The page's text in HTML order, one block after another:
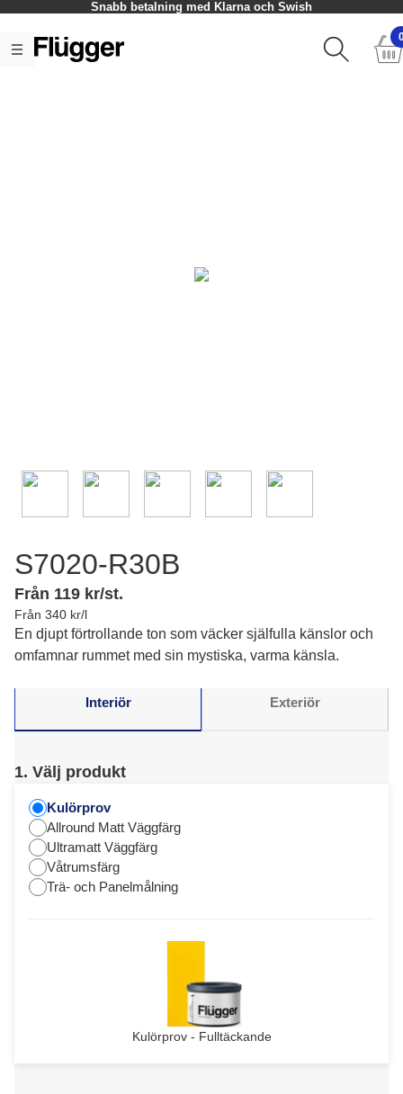
Snabb betalning med Klarna och Swish
S7020-R30B
Från 119 kr/st.
Från 340 kr/l
En djupt förtrollande ton som väcker själfulla känslor och
omfamnar rummet med sin mystiska, varma känsla.
Interiör Exteriör
1. Välj produkt
Kulörprov
Allround Matt Väggfärg
Ultramatt Väggfärg
Våtrumsfärg
Trä- och Panelmålning
Kulörprov - Fulltäckande